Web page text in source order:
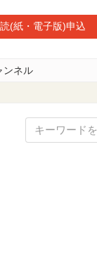
(紙・電子版)申込
ンネル